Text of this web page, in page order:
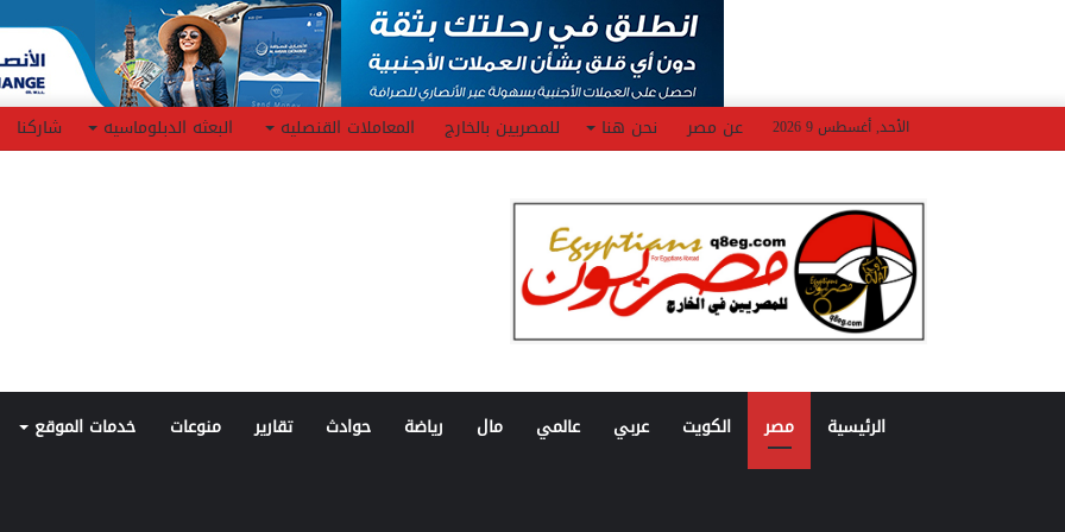
الأحد, أغسطس 9 2026 عن مصر نحن هنا للمصريين بالخارج المعاملات القنصليه البعثه الدبلوماسيه شاركنا
الرئيسية مصر الكويت عربي عالمي مال رياضة حوادث تقارير منوعات خدمات الموقع